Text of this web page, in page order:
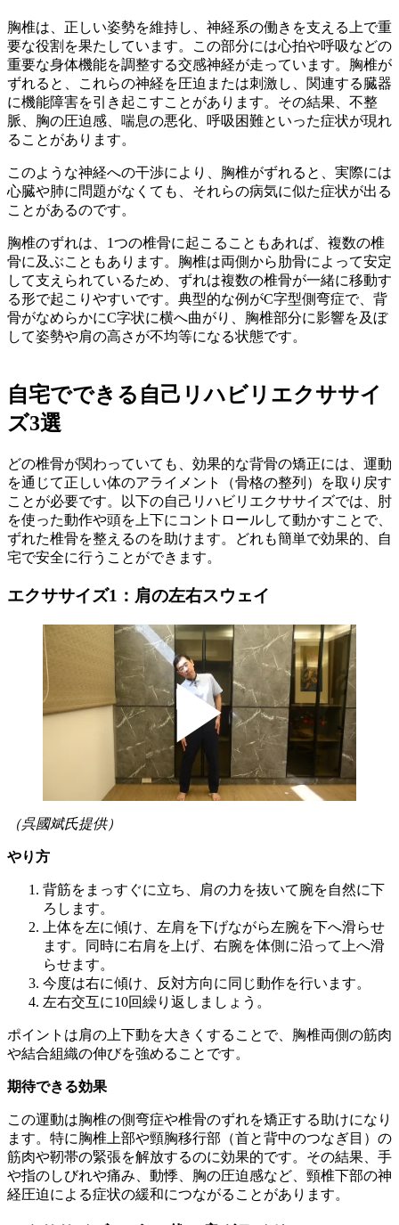
胸椎は、正しい姿勢を維持し、神経系の働きを支える上で重
要な役割を果たしています。この部分には心拍や呼吸などの
重要な身体機能を調整する交感神経が走っています。胸椎が
ずれると、これらの神経を圧迫または刺激し、関連する臓器
に機能障害を引き起こすことがあります。その結果、不整
脈、胸の圧迫感、喘息の悪化、呼吸困難といった症状が現れ
ることがあります。
このような神経への干渉により、胸椎がずれると、実際には
心臓や肺に問題がなくても、それらの病気に似た症状が出る
ことがあるのです。
胸椎のずれは、1つの椎骨に起こることもあれば、複数の椎
骨に及ぶこともあります。胸椎は両側から肋骨によって安定
して支えられているため、ずれは複数の椎骨が一緒に移動す
る形で起こりやすいです。典型的な例がC字型側弯症で、背
骨がなめらかにC字状に横へ曲がり、胸椎部分に影響を及ぼ
して姿勢や肩の高さが不均等になる状態です。
自宅でできる自己リハビリエクササイ
ズ3選
どの椎骨が関わっていても、効果的な背骨の矯正には、運動
を通じて正しい体のアライメント（骨格の整列）を取り戻す
ことが必要です。以下の自己リハビリエクササイズでは、肘
を使った動作や頭を上下にコントロールして動かすことで、
ずれた椎骨を整えるのを助けます。どれも簡単で効果的、自
宅で安全に行うことができます。
エクササイズ1：肩の左右スウェイ
（呉國斌氏提供）
やり方
背筋をまっすぐに立ち、肩の力を抜いて腕を自然に下
ろします。
上体を左に傾け、左肩を下げながら左腕を下へ滑らせ
ます。同時に右肩を上げ、右腕を体側に沿って上へ滑
らせます。
今度は右に傾け、反対方向に同じ動作を行います。
左右交互に10回繰り返しましょう。
ポイントは肩の上下動を大きくすることで、胸椎両側の筋肉
や結合組織の伸びを強めることです。
期待できる効果
この運動は胸椎の側弯症や椎骨のずれを矯正する助けになり
ます。特に胸椎上部や頸胸移行部（首と背中のつなぎ目）の
筋肉や靭帯の緊張を解放するのに効果的です。その結果、手
や指のしびれや痛み、動悸、胸の圧迫感など、頸椎下部の神
経圧迫による症状の緩和につながることがあります。